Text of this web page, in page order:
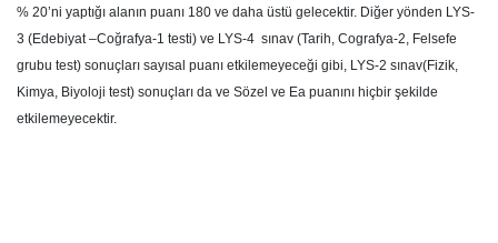
% 20’ni yaptığı alanın puanı 180 ve daha üstü gelecektir. Diğer yönden LYS-
3 (Edebiyat –Coğrafya-1 testi) ve LYS-4 sınav (Tarih, Cografya-2, Felsefe
grubu test) sonuçları sayısal puanı etkilemeyeceği gibi, LYS-2 sınav(Fizik,
Kimya, Biyoloji test) sonuçları da ve Sözel ve Ea puanını hiçbir şekilde
etkilemeyecektir.